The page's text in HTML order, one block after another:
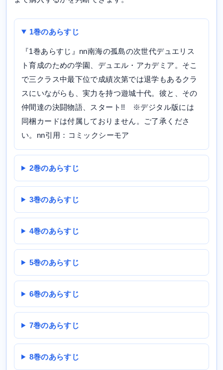
1巻のあらすじ
『1巻あらすじ』nn南海の孤島の次世代デュエリス
ト育成のための学園、デュエル・アカデミア。そこ
で三クラス中最下位で成績次第では退学もあるクラ
スにいながらも、実力を持つ遊城十代。彼と、その
仲間達の決闘物語、スタート!! ※デジタル版には
同梱カードは付属しておりません。ご了承くださ
い。nn引用：コミックシーモア
2巻のあらすじ
3巻のあらすじ
4巻のあらすじ
5巻のあらすじ
6巻のあらすじ
7巻のあらすじ
8巻のあらすじ